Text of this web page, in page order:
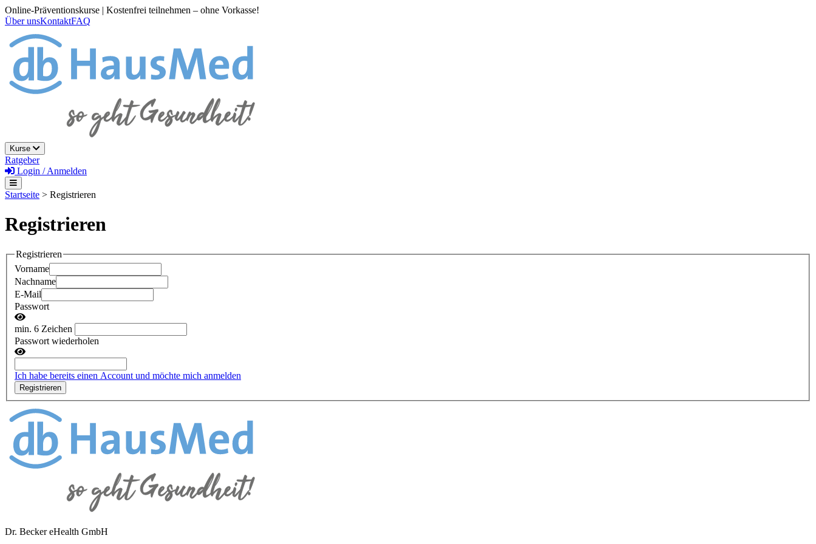
Online-Präventionskurse | Kostenfrei teilnehmen – ohne Vorkasse!
Über unsKontaktFAQ
Kurse
Ratgeber
Login / Anmelden
Startseite > Registrieren
Registrieren
Registrieren
Vorname
Nachname
E-Mail
Passwort
min. 6 Zeichen
Passwort wiederholen
Ich habe bereits einen Account und möchte mich anmelden
Registrieren
Dr. Becker eHealth GmbH